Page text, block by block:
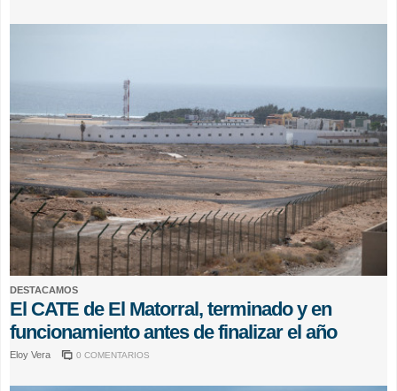
DESTACAMOS
El CATE de El Matorral, terminado y en
funcionamiento antes de finalizar el año
Eloy Vera 0 COMENTARIOS